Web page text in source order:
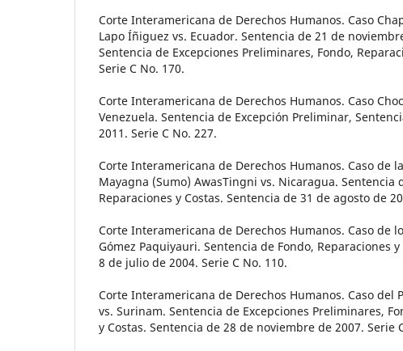
Corte Interamericana de Derechos Humanos. Caso
Lapo Íñiguez vs. Ecuador. Sentencia de 21 de
Sentencia de Excepciones Preliminares, Fondo,
Serie C No. 170.
Corte Interamericana de Derechos Humanos. Caso
Venezuela. Sentencia de Excepción Preliminar,
2011. Serie C No. 227.
Corte Interamericana de Derechos Humanos. Caso de
Mayagna (Sumo) AwasTingni vs. Nicaragua. Sentencia
Reparaciones y Costas. Sentencia de 31 de agosto de
Corte Interamericana de Derechos Humanos. Caso de
Gómez Paquiyauri. Sentencia de Fondo, Reparaciones y
8 de julio de 2004. Serie C No. 110.
Corte Interamericana de Derechos Humanos. Caso del
vs. Surinam. Sentencia de Excepciones Preliminares,
y Costas. Sentencia de 28 de noviembre de 2007. Serie